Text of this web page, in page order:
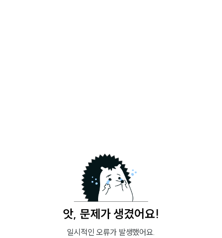
앗, 문제가 생겼어요!
일시적인 오류가 발생했어요.